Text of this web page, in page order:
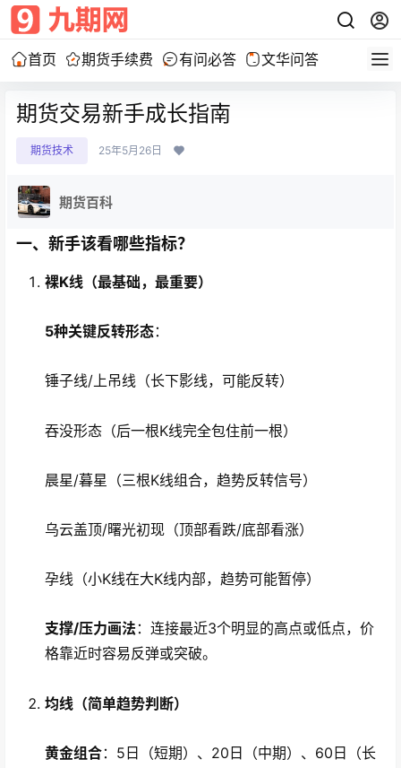
首页 期货手续费 有问必答 文华问答
期货交易新手成长指南
期货技术 25年5月26日
期货百科
一、新手该看哪些指标？
裸K线（最基础，最重要）
5种关键反转形态：
锤子线/上吊线（长下影线，可能反转）
吞没形态（后一根K线完全包住前一根）
晨星/暮星（三根K线组合，趋势反转信号）
乌云盖顶/曙光初现（顶部看跌/底部看涨）
孕线（小K线在大K线内部，趋势可能暂停）
支撑/压力画法 ：连接最近3个明显的高点或低点，价
格靠近时容易反弹或突破。
均线（简单趋势判断）
黄金组合：5日（短期）、20日（中期）、60日（长